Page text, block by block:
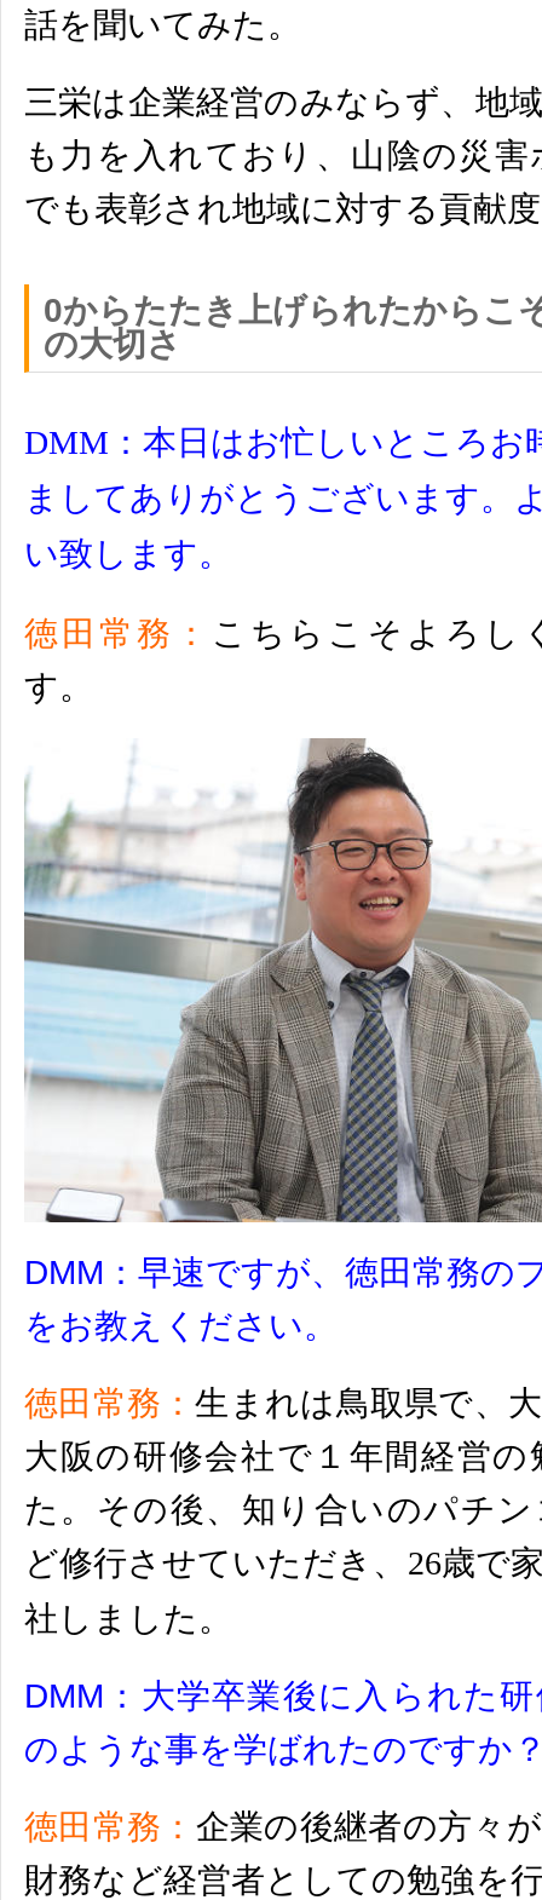
話を聞いてみた。
三栄は企業経営のみならず、地
も力を入れており、 山陰の災
でも表彰され地域に対する貢献
0からたたき上げられたからこ
の大切さ
DMM： 本日はお忙しいところお
ましてありがとうございます。
い致します。
徳田常務： こちらこそよろし
す。
DMM：早速ですが、徳田常務の
をお教えください。
徳田常務：生まれは鳥取県で、
大阪の研修会社で１年間経営の
た。その後、知り合いのパチ
ど修行させていただき、 26歳で
社しました。
DMM： 大学卒業後に入られた
のような事を学ばれたのですか
徳田常務： 企業の後継者の方々
財務など経営者としての勉強を